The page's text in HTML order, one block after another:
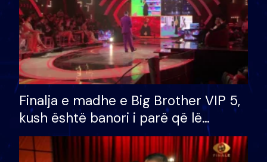
Finalja e madhe e Big Brother VIP 5,
kush është banori i parë që lë
shtëpinë dhe humb mundësinë për
të fituar çmimin e madh